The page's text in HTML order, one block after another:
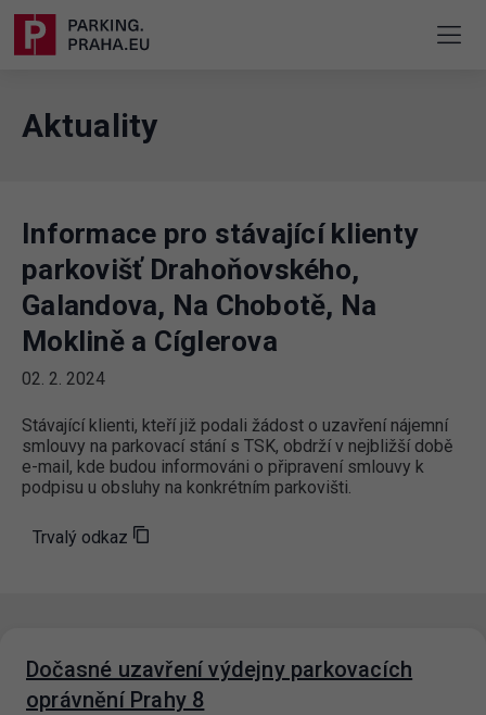
Aktuality
Informace pro stávající klienty
parkovišť Drahoňovského,
Galandova, Na Chobotě, Na
Moklině a Cíglerova
02. 2. 2024
Stávající klienti, kteří již podali žádost o uzavření nájemní
smlouvy na parkovací stání s TSK, obdrží v nejbližší době
e-mail, kde budou informováni o připravení smlouvy k
podpisu u obsluhy na konkrétním parkovišti.
Trvalý odkaz
Dočasné uzavření výdejny parkovacích
oprávnění Prahy 8